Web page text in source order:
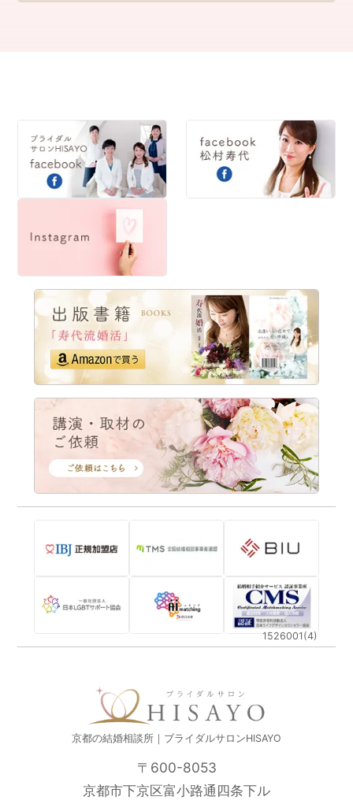
1526001(4)
京都の結婚相談所｜ブライダルサロンHISAYO
〒600-8053
京都市下京区富小路通四条下ル